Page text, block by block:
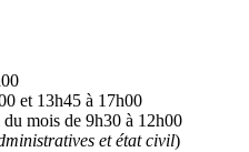
et 13h45 à 17h00
du mois de 9h30 à 12h00
et état civil)